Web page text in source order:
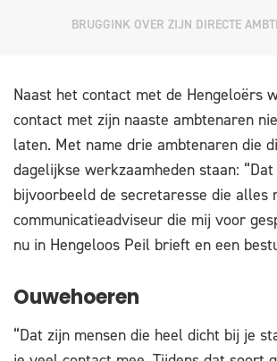
BRUGGINK OVER ZIJN DIRECTE
Naast het contact met de Hengeloërs
contact met zijn naaste ambtenaren
laten. Met name drie ambtenaren die
dagelijkse werkzaamheden staan:
bijvoorbeeld de secretaresse die alles
communicatieadviseur die mij voor
nu in Hengeloos Peil brieft en een
Ouwehoeren
“Dat zijn mensen die heel dicht bij je